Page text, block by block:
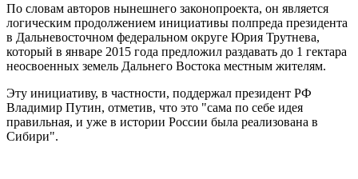
По словам авторов нынешнего законопроекта, он является
логическим продолжением инициативы полпреда президента
в Дальневосточном федеральном округе Юрия Трутнева,
который в январе 2015 года предложил раздавать до 1 гектара
неосвоенных земель Дальнего Востока местным жителям.
Эту инициативу, в частности, поддержал президент РФ
Владимир Путин, отметив, что это "сама по себе идея
правильная, и уже в истории России была реализована в
Сибири".